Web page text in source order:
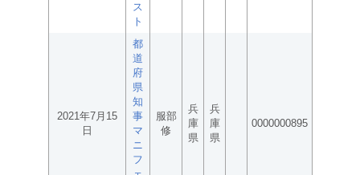
ス
ト
2021年7月15
日
都
道
府
県
知
事
マ
ニ
フ
服部
修
兵
庫
県
兵
庫
県
0000000895